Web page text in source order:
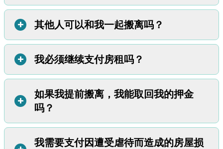
您可以使用此信件样本。
提供证据。
您还必须提供您是受害者的证据。您可以使用以
下任何文件作为证据：
由法官签署的限制令；
将您或与您同住的孩子列为受害者的警方报告；
与犯罪相关的定罪记录；或
由警官、律师、有执照的医疗保健专业人员或犯罪受害人辩
护律师签署的声明。您可以使用此表格样本。
重要提醒！
侵犯、跟踪或偏见犯罪的受害者而要求您支付提
前终止租约的额外费用。
如果您亲自将搬离信交给房东：您可以在将信件交给房东之
日起14天内终止租约。
如果您将信件邮寄给房东：
您可以在邮寄之日起17天内终止
租约。
其他人可以和我一起搬离吗？
+
可以。您的近亲属也可以与您一起搬离。这包括您的：
有血缘关系、收养关系、婚姻关系或同居伴侣关系的成年亲
孩子的另一方父母；以及
孙辈或寄养子女。
您的搬离信应列出所有与您一起搬离的人的姓名。
我必须继续支付房租吗？
+
如果您向房东提交一封搬离信和受害者证明，您只需支付您
在信中写明的搬离日期之前的房租。
在该日期之后，房东就不能再让您支付：
解除租房协议的费用，或
如果我提前搬离，我能取回我的押金
吗？
+
您必须等到所有住在您租住的房屋的人都搬离后才能取回押
我需要支付因遭受虐待而造成的房屋损